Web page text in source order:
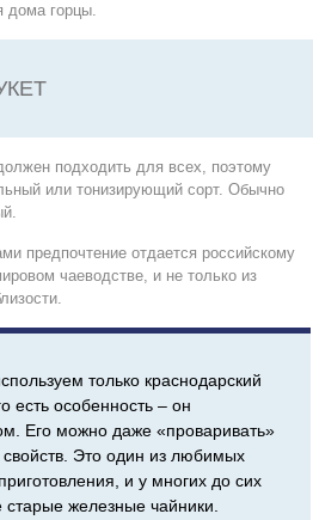
дома горцы.
подходить для всех, поэтому
или тонизирующий сорт. Обычно
предпочтение отдается российскому
чаеводстве, и не только из
только краснодарский
есть особенность – он
Его можно даже «проваривать»
Это один из любимых
и у многих до сих
старые железные чайники.